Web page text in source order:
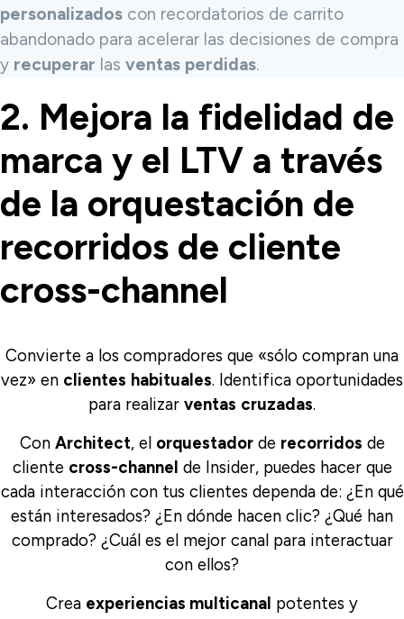
personalizados con recordatorios de carrito
abandonado para acelerar las decisiones de compra
y recuperar las ventas perdidas.
2. Mejora la fidelidad de
marca y el LTV a través
de la orquestación de
recorridos de cliente
cross-channel
Convierte a los compradores que «sólo compran una
vez» en clientes habituales. Identifica oportunidades
para realizar ventas cruzadas.
Con Architect, el orquestadorde recorridos de
cliente cross-channel de Insider, puedes hacer que
cada interacción con tus clientes dependa de: ¿En qué
están interesados? ¿En dónde hacen clic? ¿Qué han
comprado? ¿Cuál es el mejor canal para interactuar
con ellos?
Crea experiencias multicanal potentes y